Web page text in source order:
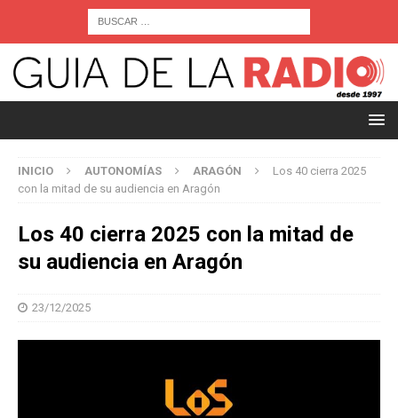
INICIO AUTONOMÍAS ARAGÓN
Los 40 cierra 2025
con la mitad de su audiencia en Aragón
Los 40 cierra 2025 con la mitad de
su audiencia en Aragón
23/12/2025